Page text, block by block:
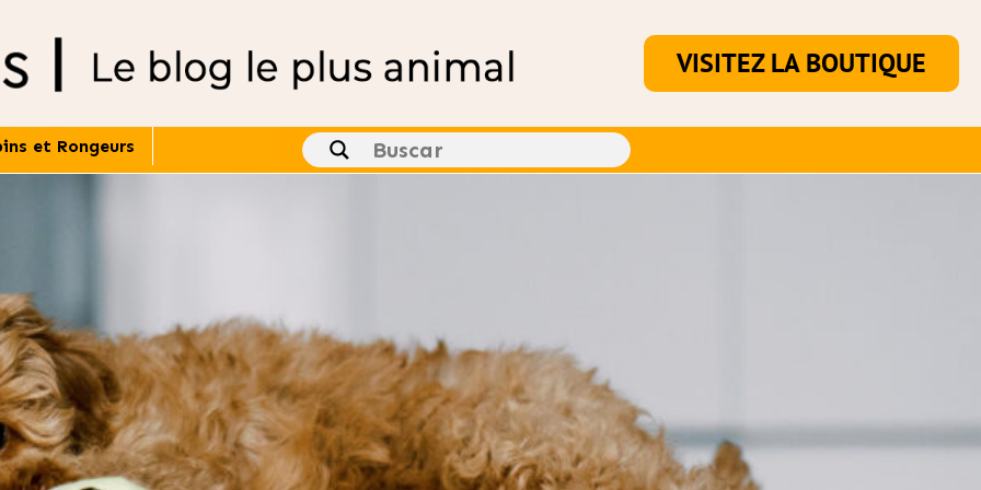
VISITEZ LA BOUTIQUE
et Rongeurs